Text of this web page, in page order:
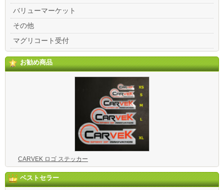
バリューマーケット
その他
マグリコート受付
お勧め商品
CARVEK ロゴ ステッカー
ベストセラー